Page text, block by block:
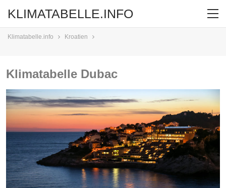
KLIMATABELLE.INFO
Klimatabelle.info Kroatien
Klimatabelle Dubac